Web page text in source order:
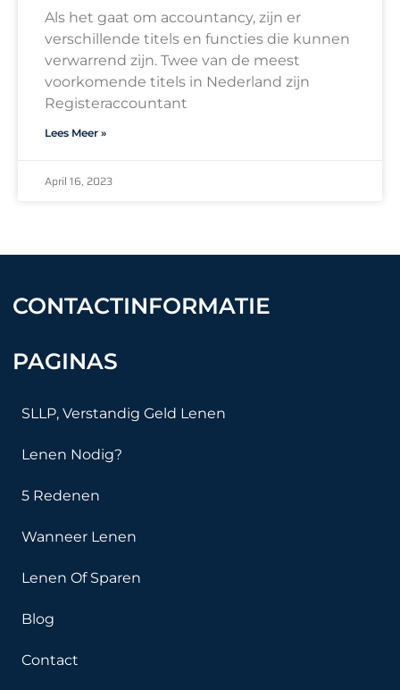
Als het gaat om accountancy, zijn er
verschillende titels en functies die kunnen
verwarrend zijn. Twee van de meest
voorkomende titels in Nederland zijn
Registeraccountant
Lees Meer »
April 16, 2023
CONTACTINFORMATIE
PAGINAS
SLLP, Verstandig Geld Lenen
Lenen Nodig?
5 Redenen
Wanneer Lenen
Lenen Of Sparen
Blog
Contact